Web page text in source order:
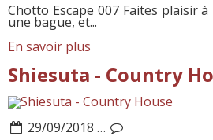
Chotto Escape 007 Faites plaisir
une bague, et...
En savoir plus
Shiesuta - Country
29/09/2018 …